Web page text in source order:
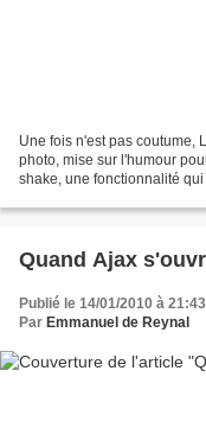
Une fois n'est pas coutume,
photo, mise sur l'humour
shake, une fonctionnalité
Quand Ajax
Publié le 14/01/2010 à 21:43
Par Emmanuel de Reynal